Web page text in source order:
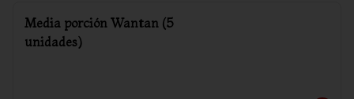
Media porción Wantan (5
unidades)